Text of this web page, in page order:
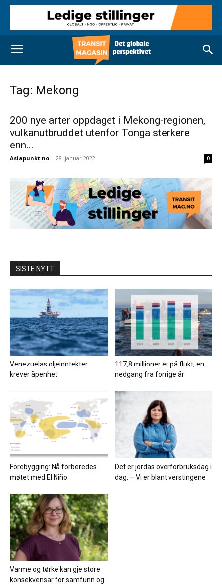
Tag: Mekong
200 nye arter oppdaget i Mekong-regionen,
vulkanutbruddet utenfor Tonga sterkere
enn...
Asiapunkt.no - 28. januar 2022 0
SISTE NYTT
Venezuelas oljeinntekter
krever åpenhet
117,8 millioner er på flukt, en
nedgang fra forrige år
Forebygging: Nå forberedes
møtet med El Niño
Det er jordas overforbruksdag i
dag: – Vi er blant verstingene
Varme og tørke kan gje store
konsekvensar for samfunn og